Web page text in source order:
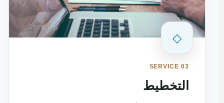
◇
SERVICE 03
التخطيط